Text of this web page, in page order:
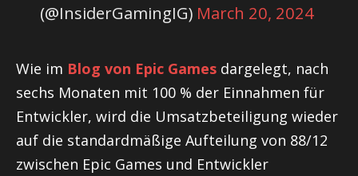
(@InsiderGamingIG) March 20, 2024
Wie im Blog von Epic Games dargelegt, nach
sechs Monaten mit 100 % der Einnahmen für
Entwickler, wird die Umsatzbeteiligung wieder
auf die standardmäßige Aufteilung von 88/12
zwischen Epic Games und Entwickler